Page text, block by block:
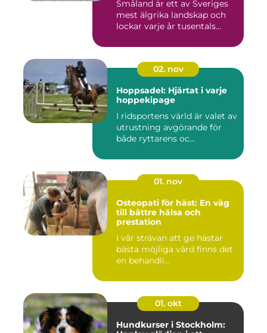
Småland är ett av Sveriges
mest älgrika landskap och
lockar varje år tusentals...
02. nov
Hoppsadel: Hjärtat i varje
hoppekipage
I ridsportens värld är valet av
utrustning avgörande för
både ryttarens oc...
01. nov
Osteopati för häst: En väg
till bättre hälsa och
prestation
I vår strävan att ge hästar
bästa möjliga vård finns det
en behandli...
01. okt
Hundkurser i Stockholm: